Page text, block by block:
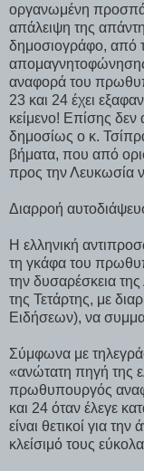
οργανωμένη
απάλειψη της
δημοσιογράφο, από
αναφορά του
23 και 24 έχει
κείμενο! Επίσης δεν
δημοσίως ο κ.
βήματα, που από
προς την Λευκωσία
Διαρροή
Η ελληνική
τη γκάφα του
την δυσαρέσκεια
της Τετάρτης, με
Ειδήσεων), να
Σύμφωνα με
«ανώτατη πηγή της
πρωθυπουργός
και 24 όταν έλεγε
είναι θετικοί για
κλείσιμό τους